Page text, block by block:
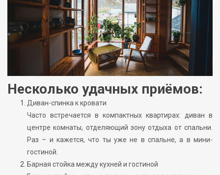
Несколько удачных приёмов:
Диван-спинка к кровати
Часто встречается в компактных квартирах: диван в
центре комнаты, отделяющий зону отдыха от спальни.
Раз – и кажется, что ты уже не в спальне, а в мини-
гостиной.
Барная стойка между кухней и гостиной